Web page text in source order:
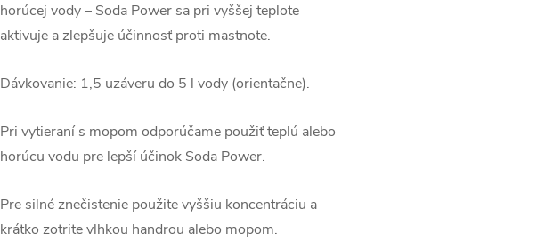
horúcej vody – Soda Power sa pri vyššej teplote
aktivuje a zlepšuje účinnosť proti mastnote.
Dávkovanie: 1,5 uzáveru do 5 l vody (orientačne).
Pri vytieraní s mopom odporúčame použiť teplú alebo
horúcu vodu pre lepší účinok Soda Power.
Pre silné znečistenie použite vyššiu koncentráciu a
krátko zotrite vlhkou handrou alebo mopom.